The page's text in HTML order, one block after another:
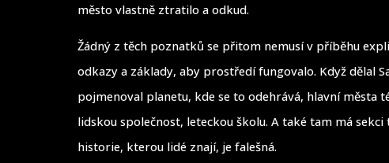
město vlastně ztratilo a odkud.
Žádný z těch poznatků se přitom nemusí v příběhu
odkazy a základy, aby prostředí fungovalo. Když dělal
pojmenoval planetu, kde se to odehrává, hlavní města
lidskou společnost, leteckou školu. A také tam má
historie, kterou lidé znají, je falešná.